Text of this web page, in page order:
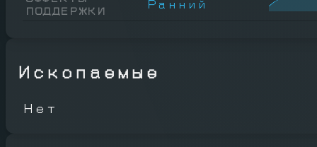
ПОДДЕРЖКИ
Ранний
Ископаемые
Нет